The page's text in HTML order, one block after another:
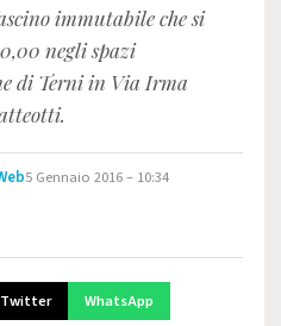
immutabile che si
negli spazi
di Terni in Via Irma
5 Gennaio 2016 – 10:34
WhatsApp